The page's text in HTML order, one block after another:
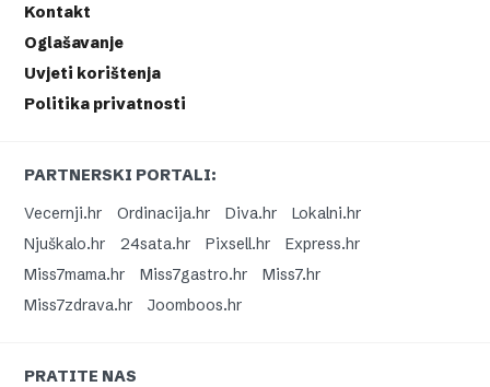
Kontakt
Oglašavanje
Uvjeti korištenja
Politika privatnosti
PARTNERSKI PORTALI:
Vecernji.hr
Ordinacija.hr Diva.hr
Lokalni.hr
Njuškalo.hr
24sata.hr Pixsell.hr
Express.hr
Miss7mama.hr
Miss7gastro.hr
Miss7.hr
Miss7zdrava.hr
Joomboos.hr
PRATITE NAS